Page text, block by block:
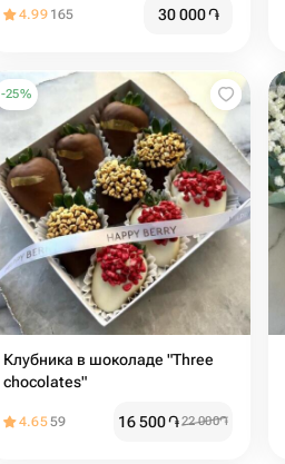
4.99 165 30 000֏
-25%
Клубника в шоколаде "Three
chocolates"
4.6559 16 500֏22 000֏